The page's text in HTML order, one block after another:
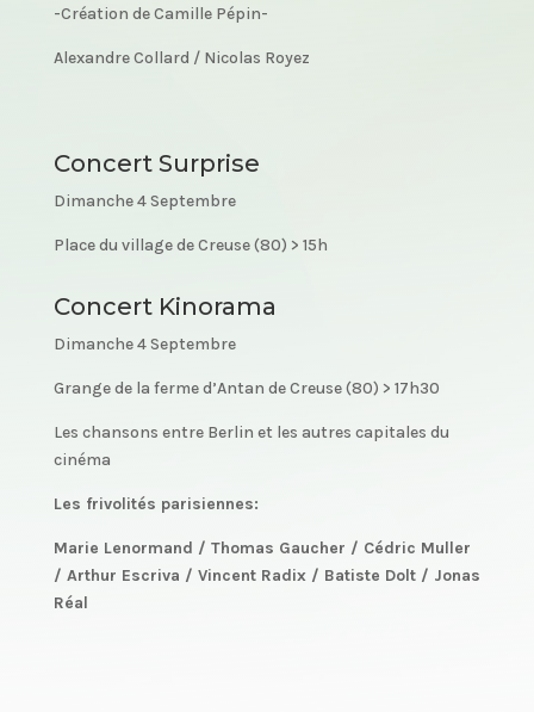
-Création de Camille Pépin-
Alexandre Collard / Nicolas Royez
Concert Surprise
Dimanche 4 Septembre
Place du village de Creuse (80) > 15h
Concert Kinorama
Dimanche 4 Septembre
Grange de la ferme d’Antan de Creuse (80) > 17h30
Les chansons entre Berlin et les autres capitales du
cinéma
Les frivolités parisiennes:
Marie Lenormand / Thomas Gaucher / Cédric Muller
/ Arthur Escriva / Vincent Radix / Batiste Dolt / Jonas
Réal